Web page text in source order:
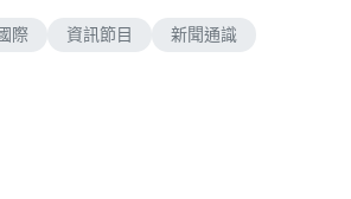
際 資訊節目 新聞通識